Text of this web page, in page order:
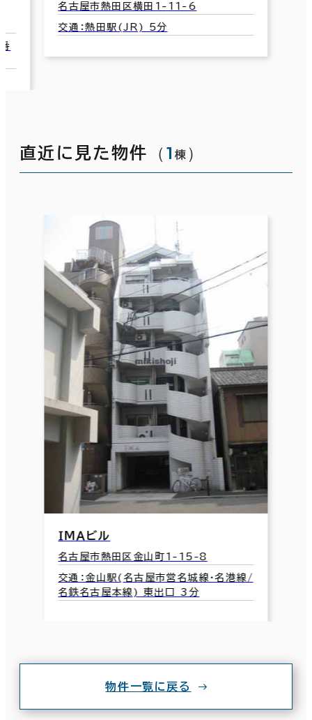
名古屋市熱田区横田1-11-6
交通：熱田駅(JR) 5分
直近に見た物件 （1 棟 ）
ＩＭＡビル
名古屋市熱田区金山町1-15-8
交通：金山駅(名古屋市営名城線･名港線/
名鉄名古屋本線) 東出口 3分
物件一覧に戻る